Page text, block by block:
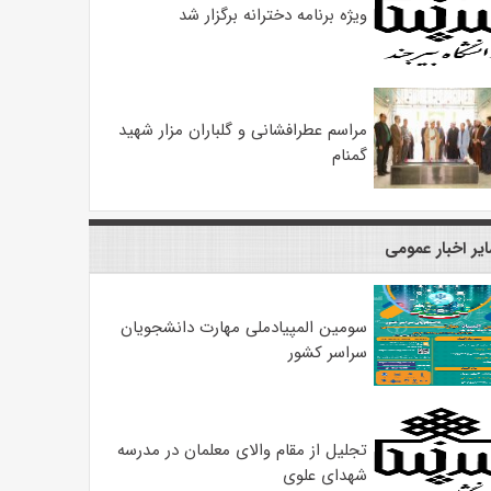
ویژه برنامه دخترانه برگزار شد
مراسم عطرافشانی و گلباران مزار شهید
گمنام
اخبار عمومی
سومین المپیادملی مهارت دانشجویان
سراسر کشور
تجلیل از مقام والای معلمان در مدرسه
شهدای علوی